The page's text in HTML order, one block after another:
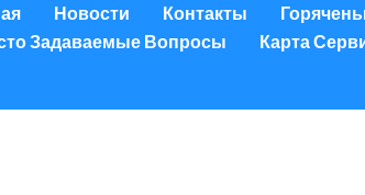
Новости Контакты
Задаваемые Вопросы
Карта